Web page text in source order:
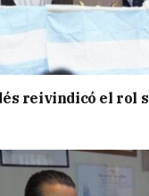
reivindicó el rol